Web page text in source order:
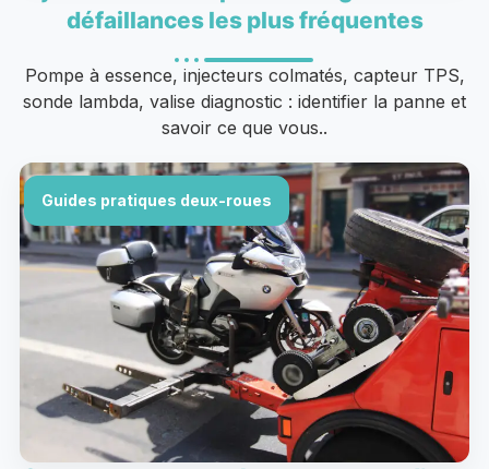
défaillances les plus fréquentes
Pompe à essence, injecteurs colmatés, capteur TPS,
sonde lambda, valise diagnostic : identifier la panne et
savoir ce que vous..
Guides pratiques deux-roues